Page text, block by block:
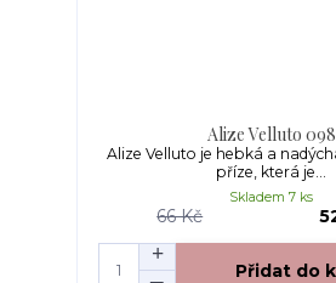
Alize Velluto 098
Alize Velluto je hebká a
příze, která je...
66 Kč
Skladem 7 ks
Přidat do